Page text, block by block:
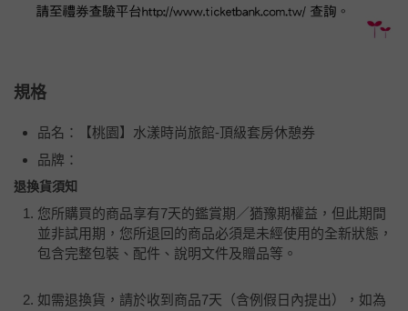
規格
品名：【桃園】水漾時尚旅館-頂級套房休憩券
品牌：
退換貨須知
您所購買的商品享有7天的鑑賞期／猶豫期權益，但此期間
並非試用期，您所退回的商品必須是未經使用的全新狀態，
包含完整包裝、配件、說明文件及贈品等。
如需退換貨，請於收到商品7天（含例假日內提出），如為